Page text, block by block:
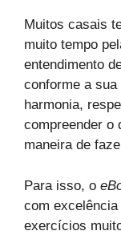
Muitos casais
muito tempo
entendimento
conforme a
harmonia,
compreender o
maneira de
Para isso, o
com
exercícios